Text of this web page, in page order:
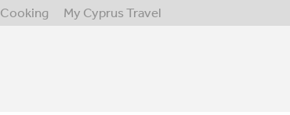
Cooking My Cyprus Travel